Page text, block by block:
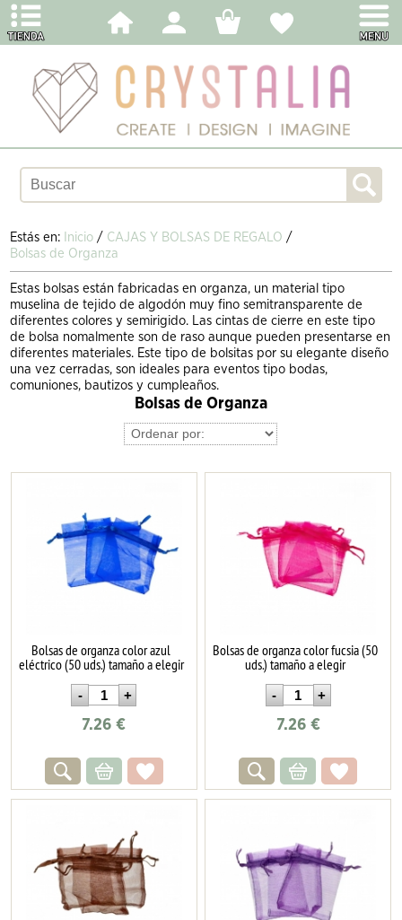
Estás en: Inicio / CAJAS Y BOLSAS DE REGALO /
Bolsas de Organza
Estas bolsas están fabricadas en organza, un material tipo
muselina de tejido de algodón muy fino semitransparente de
diferentes colores y semirigido. Las cintas de cierre en este tipo
de bolsa nomalmente son de raso aunque pueden presentarse en
diferentes materiales. Este tipo de bolsitas por su elegante diseño
una vez cerradas, son ideales para eventos tipo bodas,
comuniones, bautizos y cumpleaños.
Bolsas de Organza
Bolsas de organza color azul
eléctrico (50 uds.) tamaño a elegir
7.26 €
Bolsas de organza color fucsia (50
uds.) tamaño a elegir
7.26 €